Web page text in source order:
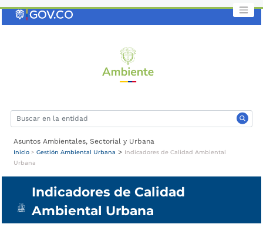
Asuntos Ambientales, Sectorial y Urbana
Inicio > Gestión Ambiental Urbana > Indicadores de Calidad Ambiental
Urbana
Indicadores de Calidad
Ambiental Urbana